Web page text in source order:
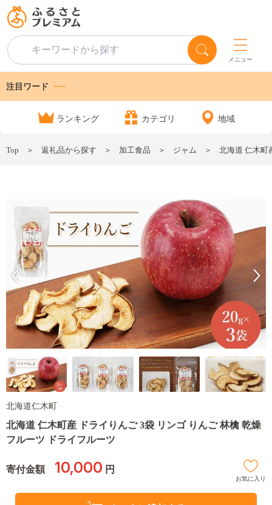
メニュー
注目ワード
ランキング カテゴリ 地域
Top 返礼品から探す 加工食品 ジャム 北海道 仁木町
北海道仁木町
北海道 仁木町産 ドライりんご 3袋 リンゴ りんご 林檎 乾燥
フルーツ ドライフルーツ
寄付金額 10,000 円
お気に入り